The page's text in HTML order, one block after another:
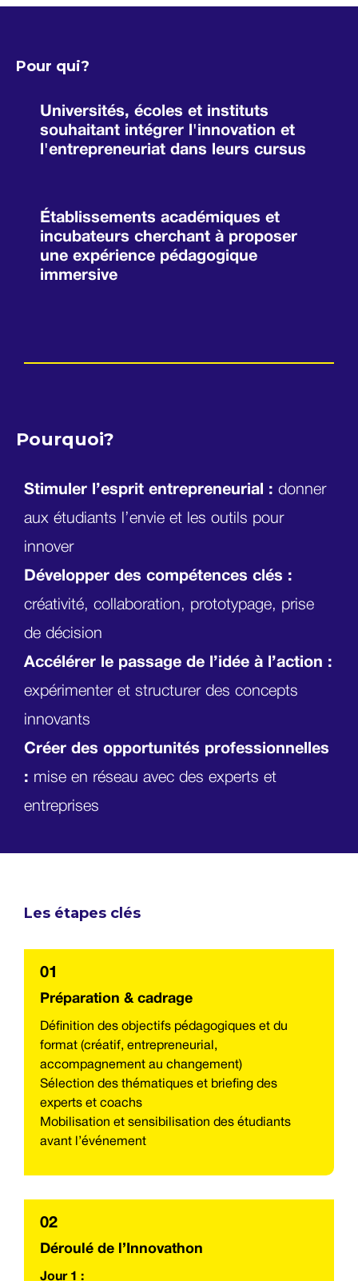
Pour qui?
Universités, écoles et instituts
souhaitant intégrer l'innovation et
l'entrepreneuriat dans leurs cursus
Établissements académiques et
incubateurs cherchant à proposer
une expérience pédagogique
immersive
Pourquoi?
Stimuler l’esprit entrepreneurial : donner
aux étudiants l’envie et les outils pour
innover
Développer des compétences clés :
créativité, collaboration, prototypage, prise
de décision
Accélérer le passage de l’idée à l’action :
expérimenter et structurer des concepts
innovants
Créer des opportunités professionnelles
: mise en réseau avec des experts et
entreprises
Les étapes clés
01
Préparation & cadrage
Définition des objectifs pédagogiques et du
format (créatif, entrepreneurial,
accompagnement au changement)
Sélection des thématiques et briefing des
experts et coachs
Mobilisation et sensibilisation des étudiants
avant l’événement
02
Déroulé de l’Innovathon
Jour 1 :